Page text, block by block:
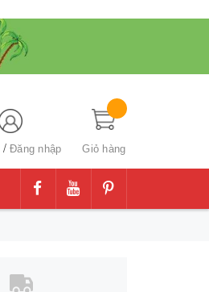
/Đăng nhập Giỏ hàng